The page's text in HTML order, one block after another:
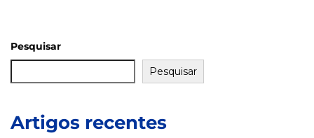
Pesquisar
Pesquisar
Artigos recentes